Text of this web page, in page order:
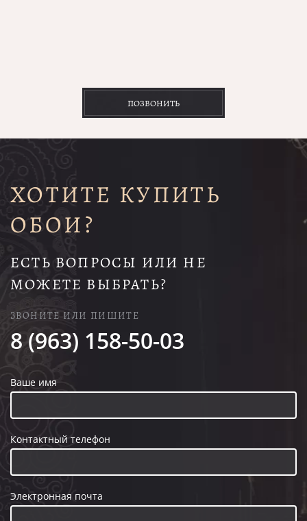
ПОЗВОНИТЬ
ХОТИТЕ КУПИТЬ
ОБОИ?
ЕСТЬ ВОПРОСЫ ИЛИ НЕ
МОЖЕТЕ ВЫБРАТЬ?
ЗВОНИТЕ ИЛИ ПИШИТЕ
8 (963) 158-50-03
Ваше имя
Контактный телефон
Электронная почта